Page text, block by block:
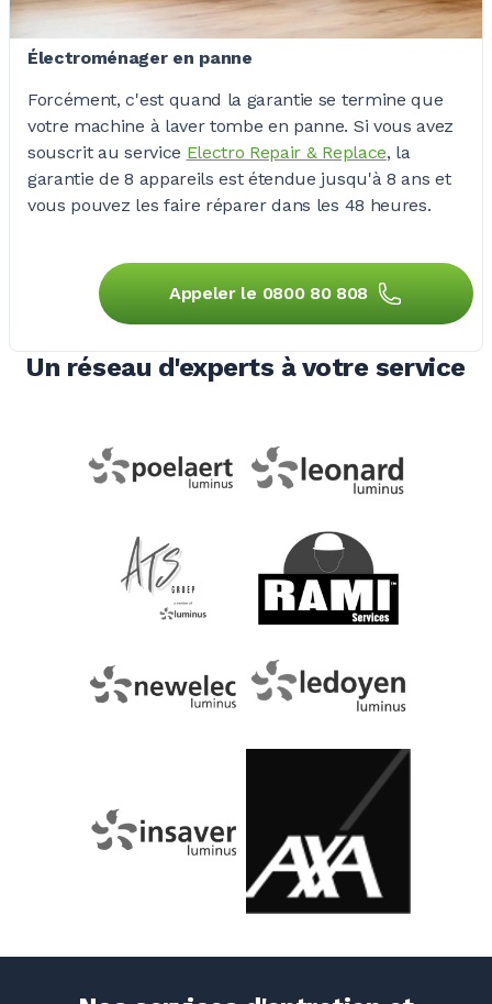
Électroménager en panne
Forcément, c'est quand la garantie se termine que
votre machine à laver tombe en panne. Si vous avez
souscrit au service Electro Repair & Replace, la
garantie de8 appareils est étendue jusqu'à 8 ans et
vous pouvez les faire réparer dans les 48 heures.
Appeler le 0800 80 808
Un réseau d'experts à votre service